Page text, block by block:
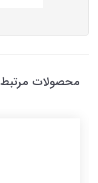
محصولات مرتبط